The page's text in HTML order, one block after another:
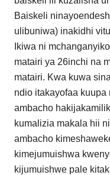
Baiskeli
ulibuniwa) inakidhi
Ikiwa ni
matairi ya 26inchi na
matairi. Kwa kuwa
ndio itakayofaa kuupa
ambacho
kumalizia makala hii
ambacho
kimejumuishwa
kijumuishwe pale